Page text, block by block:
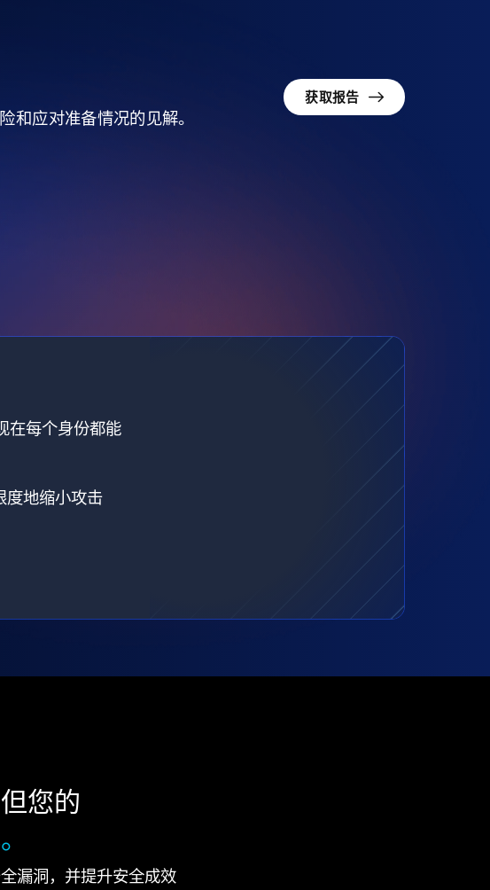
和应对准备情况的见解。
获取报告
在每个身份都能
度地缩小攻击
您的
漏洞，并提升安全成效